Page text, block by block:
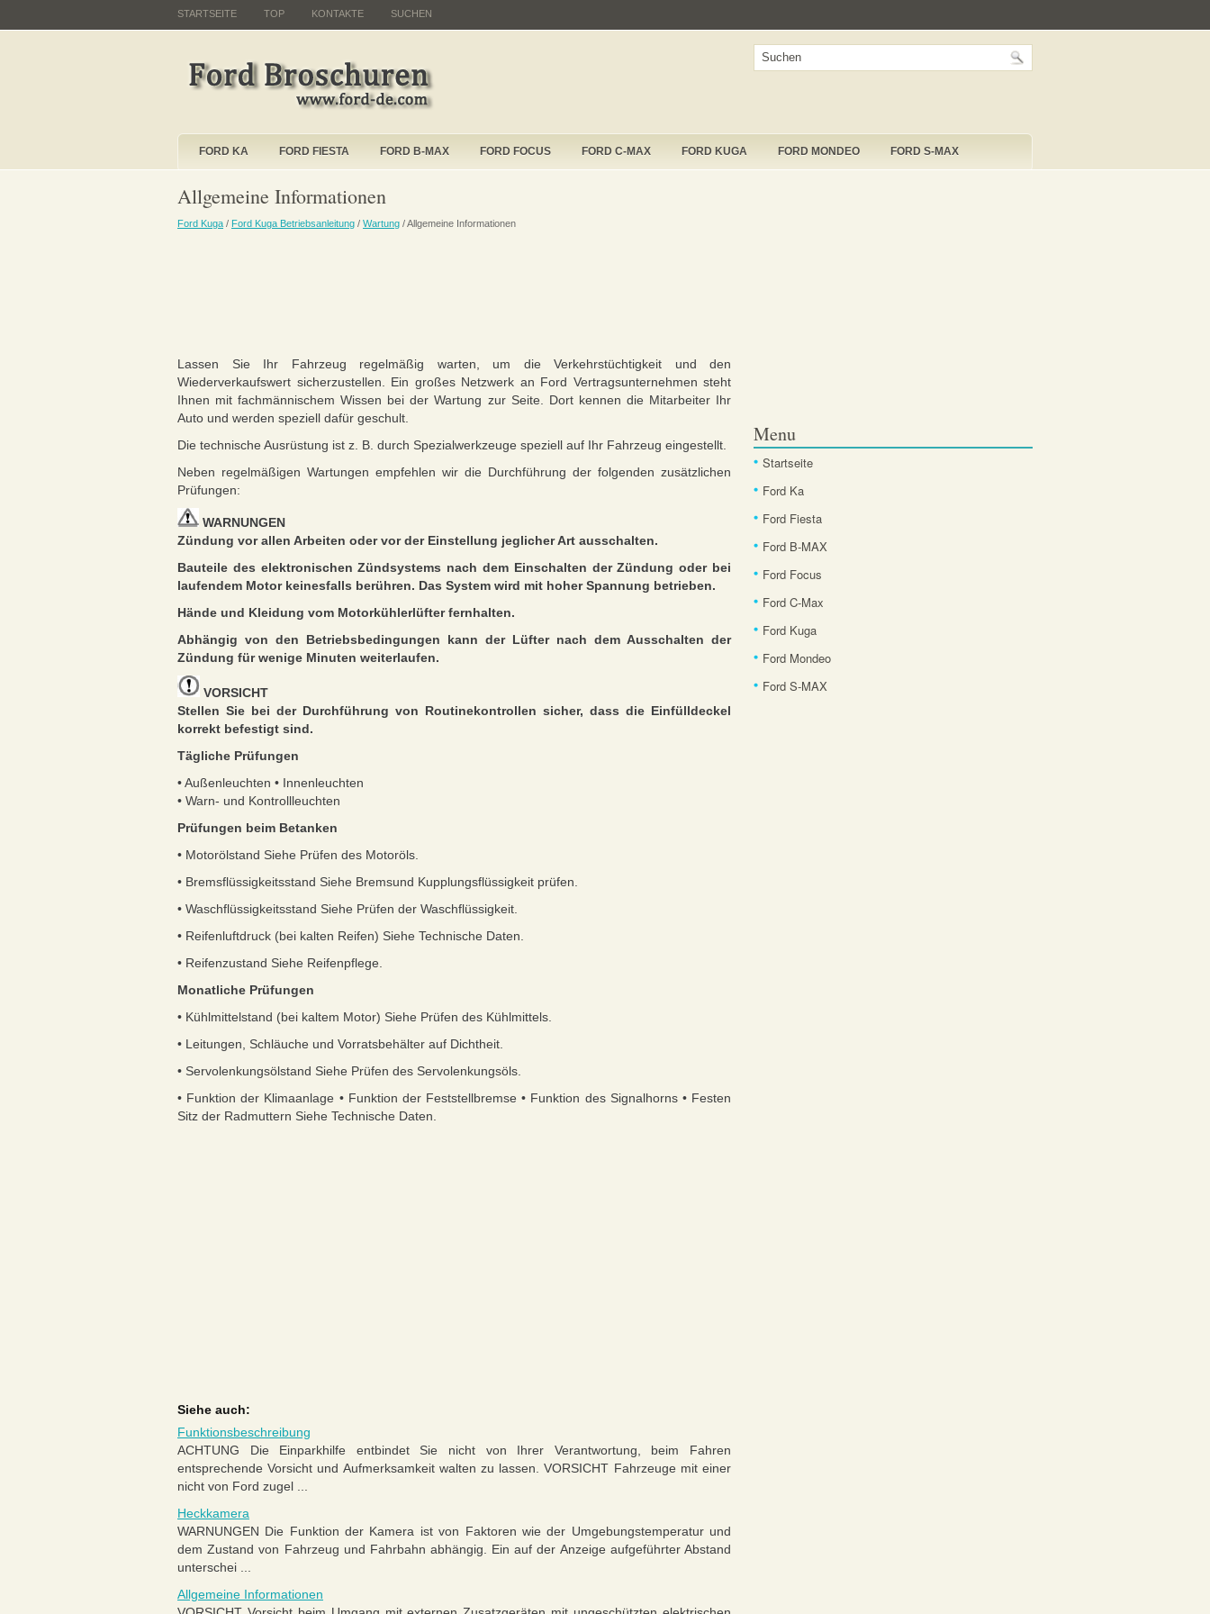
STARTSEITE TOP KONTAKTE SUCHEN
FORD KA FORD FIESTA FORD B-MAX FORD FOCUS FORD C-MAX FORD KUGA FORD MONDEO FORD S-MAX
Allgemeine Informationen
Ford Kuga / Ford Kuga Betriebsanleitung / Wartung / Allgemeine Informationen
Lassen Sie Ihr Fahrzeug regelmäßig warten, um die Verkehrstüchtigkeit und den
Wiederverkaufswert sicherzustellen. Ein großes Netzwerk an Ford Vertragsunternehmen steht
Ihnen mit fachmännischem Wissen bei der Wartung zur Seite. Dort kennen die Mitarbeiter Ihr
Auto und werden speziell dafür geschult.
Die technische Ausrüstung ist z. B. durch Spezialwerkzeuge speziell auf Ihr Fahrzeug eingestellt.
Neben regelmäßigen Wartungen empfehlen wir die Durchführung der folgenden zusätzlichen
Prüfungen:
WARNUNGEN
Zündung vor allen Arbeiten oder vor der Einstellung jeglicher Art ausschalten.
Bauteile des elektronischen Zündsystems nach dem Einschalten der Zündung oder bei
laufendem Motor keinesfalls berühren. Das System wird mit hoher Spannung betrieben.
Hände und Kleidung vom Motorkühlerlüfter fernhalten.
Abhängig von den Betriebsbedingungen kann der Lüfter nach dem Ausschalten der
Zündung für wenige Minuten weiterlaufen.
VORSICHT
Stellen Sie bei der Durchführung von Routinekontrollen sicher, dass die Einfülldeckel
korrekt befestigt sind.
Tägliche Prüfungen
• Außenleuchten • Innenleuchten
• Warn- und Kontrollleuchten
Prüfungen beim Betanken
• Motorölstand Siehe Prüfen des Motoröls.
• Bremsflüssigkeitsstand Siehe Bremsund Kupplungsflüssigkeit prüfen.
• Waschflüssigkeitsstand Siehe Prüfen der Waschflüssigkeit.
• Reifenluftdruck (bei kalten Reifen) Siehe Technische Daten.
• Reifenzustand Siehe Reifenpflege.
Monatliche Prüfungen
• Kühlmittelstand (bei kaltem Motor) Siehe Prüfen des Kühlmittels.
• Leitungen, Schläuche und Vorratsbehälter auf Dichtheit.
• Servolenkungsölstand Siehe Prüfen des Servolenkungsöls.
• Funktion der Klimaanlage • Funktion der Feststellbremse • Funktion des Signalhorns • Festen
Sitz der Radmuttern Siehe Technische Daten.
Siehe auch:
Funktionsbeschreibung
ACHTUNG Die Einparkhilfe entbindet Sie nicht von Ihrer Verantwortung, beim Fahren
entsprechende Vorsicht und Aufmerksamkeit walten zu lassen. VORSICHT Fahrzeuge mit einer
nicht von Ford zugel ...
Heckkamera
WARNUNGEN Die Funktion der Kamera ist von Faktoren wie der Umgebungstemperatur und
dem Zustand von Fahrzeug und Fahrbahn abhängig. Ein auf der Anzeige aufgeführter Abstand
unterschei ...
Allgemeine Informationen
Menu
Startseite
Ford Ka
Ford Fiesta
Ford B-MAX
Ford Focus
Ford C-Max
Ford Kuga
Ford Mondeo
Ford S-MAX